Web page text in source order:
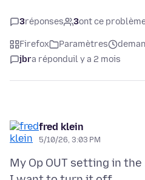
3réponses 3ont ce
Firefox Paramètres
jbra réponduil y a 2 mois
fred klein
5/10/26, 3:03 PM
My Op OUT setting in